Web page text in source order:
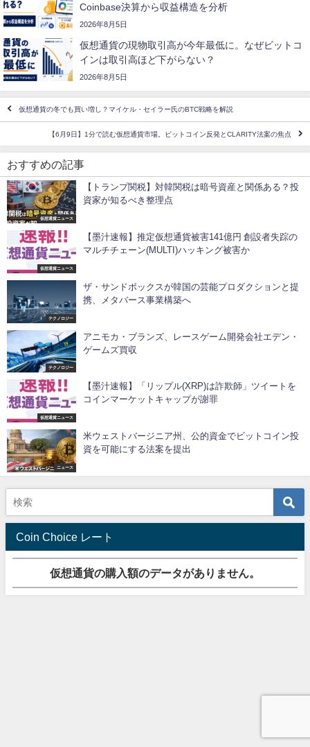
Coinbase決算から収益構造を分析
2026年8月5日
仮想通貨の現物取引高が今年最低に。なぜビットコ
インは取引高ほど下がらない？
2026年8月5日
仮想通貨の冬でも買い増し？マイケル・セイラー氏のBTC戦略を解説
【6月9日】1分で読む仮想通貨市場。ビットコイン反発とCLARITY法案の焦点
おすすめの記事
仮想通貨ニュース
【トランプ関税】対韓関税は暗号資産と関係ある？投
資家が知るべき整理点
仮想通貨ニュース
【墨汁速報】推定仮想通貨被害141億円 創設者失踪の
マルチチェーン(MULTI)ハッキング被害か
テクノロジー
ザ・サンドボックスが韓国の芸能プロダクションと提
携、メタバース事業構築へ
テクノロジー
アニモカ・ブランズ、レースゲーム開発会社エデン・
ゲームズ買収
仮想通貨ニュース
【墨汁速報】「リップル(XRP)は詐欺師」ツイートを
コインマーケットキャップが謝罪
ニュース
米ウェストバージニア州、公的資金でビットコイン投
資を可能にする法案を提出
Coin Choice レート
仮想通貨の購入額のデータがありません。